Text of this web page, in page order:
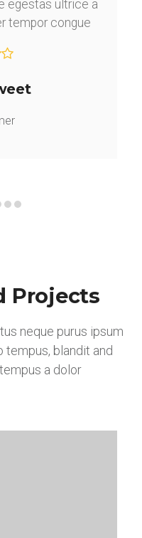
egestas ultrice a
tempor congue
Projects
neque purus ipsum
tempus, blandit and
a dolor